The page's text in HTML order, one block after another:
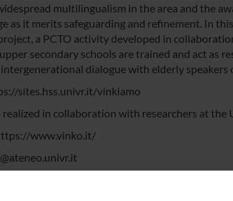
multilingualism in the area and the
as it merits safeguarding and refinement. In
a PCTO activity developed in
secondary schools are trained and act as
dialogue with elderly speakers
sites.hss.univr.it/vinkiamo
realized in collaboration with researchers at the
www.vinko.it/